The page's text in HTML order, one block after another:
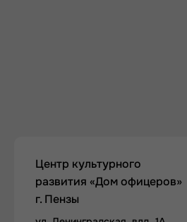
Центр культурного
развития «Дом офицеров»
г. Пензы